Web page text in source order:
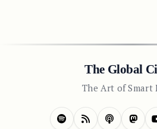
The Global
The Art of Smart